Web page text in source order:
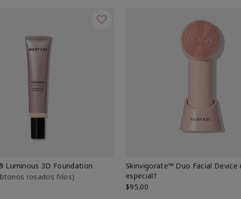
Luminous 3D Foundation
rosados fríos)
Skinvigorate™ Duo Facial Device
especial†
$95.00